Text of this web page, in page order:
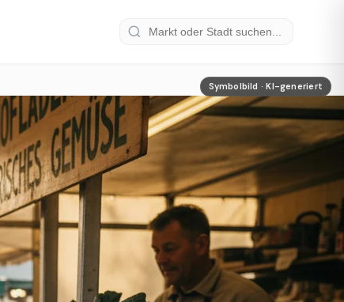
Symbolbild · KI-generiert